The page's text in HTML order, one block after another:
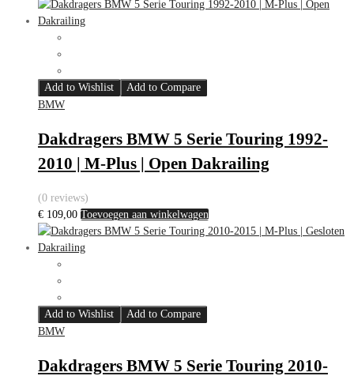
Add to Wishlist
Add to Compare
BMW
Dakdragers BMW 5 Serie Touring 1992-
2010 | M-Plus | Open Dakrailing
(0 reviews)
€ 109,00 Toevoegen aan winkelwagen
Add to Wishlist
Add to Compare
BMW
Dakdragers BMW 5 Serie Touring 2010-